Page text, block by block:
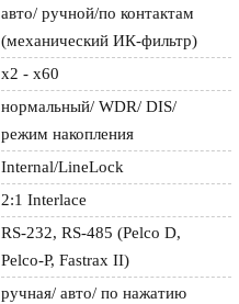
авто/ ручной/по контактам
(механический ИК-фильтр)
x2 - х60
нормальный/ WDR/ DIS/
режим накопления
Internal/LineLock
2:1 Interlace
RS-232, RS-485 (Pelco D,
Pelco-P, Fastrax II)
ручная/ авто/ по нажатию